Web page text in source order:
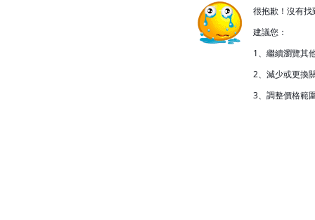
很抱歉！沒有
建議您：
1、繼續瀏覽其
2、減少或更換
3、調整價格範